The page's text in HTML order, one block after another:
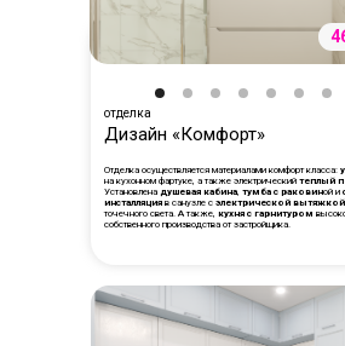
отделка
Дизайн «Комфорт»
Отделка осуществляется материалами комфорт класса:
на кухонном фартуке, а также электрический теплый
Установлена душевая кабина, тумба с раковиной и
инсталляция в санузле с электрической вытяжкой
точечного света. А также, кухня с гарнитуром
собственного производства от застройщика.